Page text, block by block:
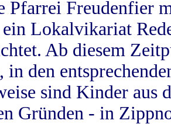
Pfarrei Freudenfier
Lokalvikariat
Ab diesem
in den
sind Kinder aus
Gründen - in